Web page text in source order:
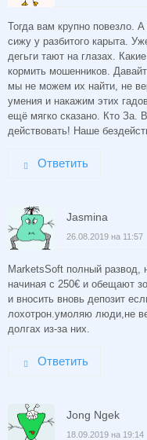
Тогда вам крупно повезло.
сижу у разбитого карыта.
дегьги тают на глазах.
кормить мошенников.
мы не можем их найти, не
умения и накажим этих
ещё мягко сказано. Кто За.
действовать! Наше
Ответить
Jasmina
26.08.2019 на 11:57
MarketsSoft полный развод,
начиная с 250€ и обещают
и вносить вновь депозит
лохотрон.умоляю люди,не
долгах из-за них.
Ответить
Jong Ngek
18.09.2019 на 19:14